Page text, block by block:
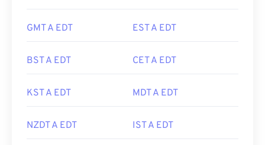
GMT A EDT EST A EDT
BST A EDT CET A EDT
KST A EDT MDT A EDT
NZDT A EDT IST A EDT